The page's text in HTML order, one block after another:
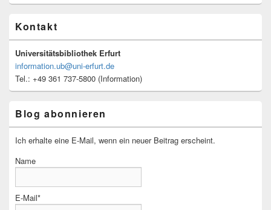
Kontakt
Universitätsbibliothek Erfurt
information.ub@uni-erfurt.de
Tel.: +49 361 737-5800 (Information)
Blog abonnieren
Ich erhalte eine E-Mail, wenn ein neuer Beitrag erscheint.
Name
E-Mail*